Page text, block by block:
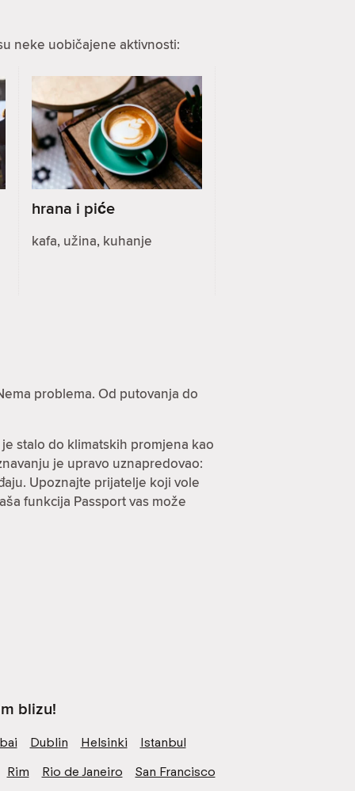
neke uobičajene aktivnosti:
hrana i piće
kafa, užina, kuhanje
problema. Od putovanja do
stalo do klimatskih promjena kao
je upravo uznapredovao:
Upoznajte prijatelje koji vole
funkcija Passport vas može
blizu!
Dublin Helsinki
Istanbul
Rim Rio de Janeiro
San Francisco